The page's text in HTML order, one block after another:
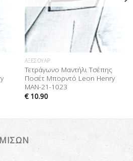
ΑΞΕΣΟΥΆΡ
Τετράγωνο Μαντήλι Τσέπης
Ποσέτ Μπορντό Leon Henry
MAN-21-1023
€10.90